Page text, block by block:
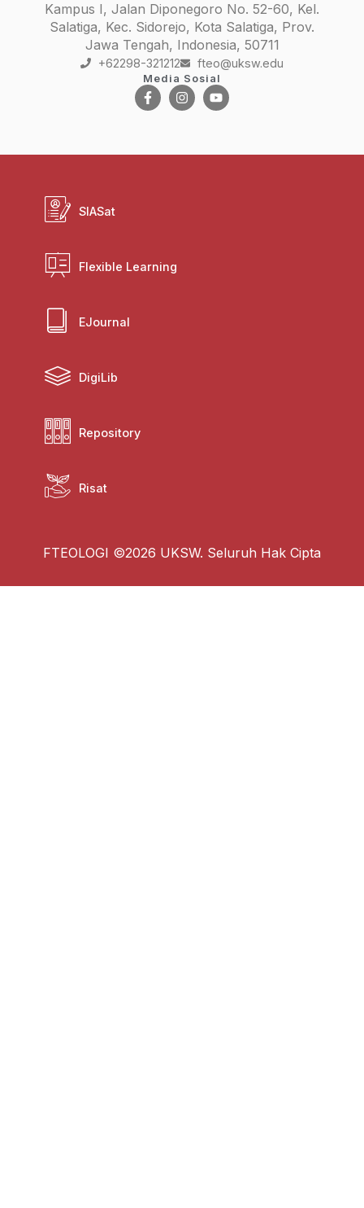
Kampus I, Jalan Diponegoro No. 52-60, Kel.
Salatiga, Kec. Sidorejo, Kota Salatiga, Prov.
Jawa Tengah, Indonesia, 50711
+62298-321212 fteo@uksw.edu
Media Sosial
SIASat
Flexible Learning
EJournal
DigiLib
Repository
Risat
FTEOLOGI ©2026 UKSW. Seluruh Hak Cipta